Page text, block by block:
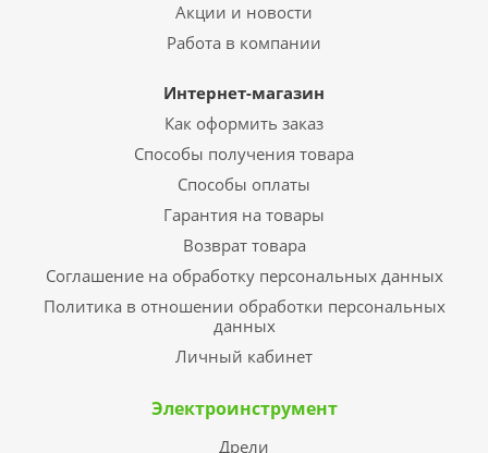
Акции и новости
Работа в компании
Интернет-магазин
Как оформить заказ
Способы получения товара
Способы оплаты
Гарантия на товары
Возврат товара
Соглашение на обработку персональных данных
Политика в отношении обработки персональных
данных
Личный кабинет
Электроинструмент
Дрели